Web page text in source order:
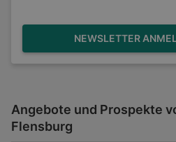
NEWSLETTER
Angebote und Prospekte
Flensburg